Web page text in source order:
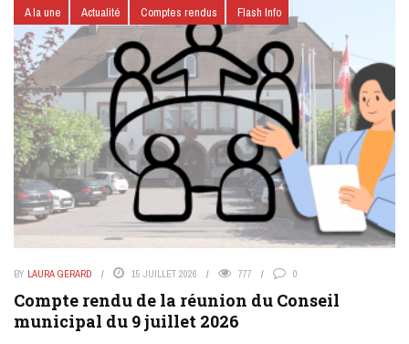
A la une Actualité Comptes rendus Flash Info
BY LAURA GERARD 15 JUILLET 2026 777 0
Compte rendu de la réunion du Conseil
municipal du 9 juillet 2026